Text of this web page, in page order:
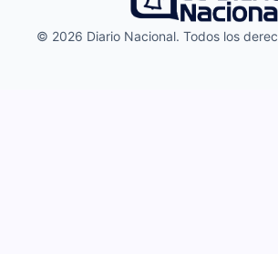
© 2026 Diario Nacional. Todos los